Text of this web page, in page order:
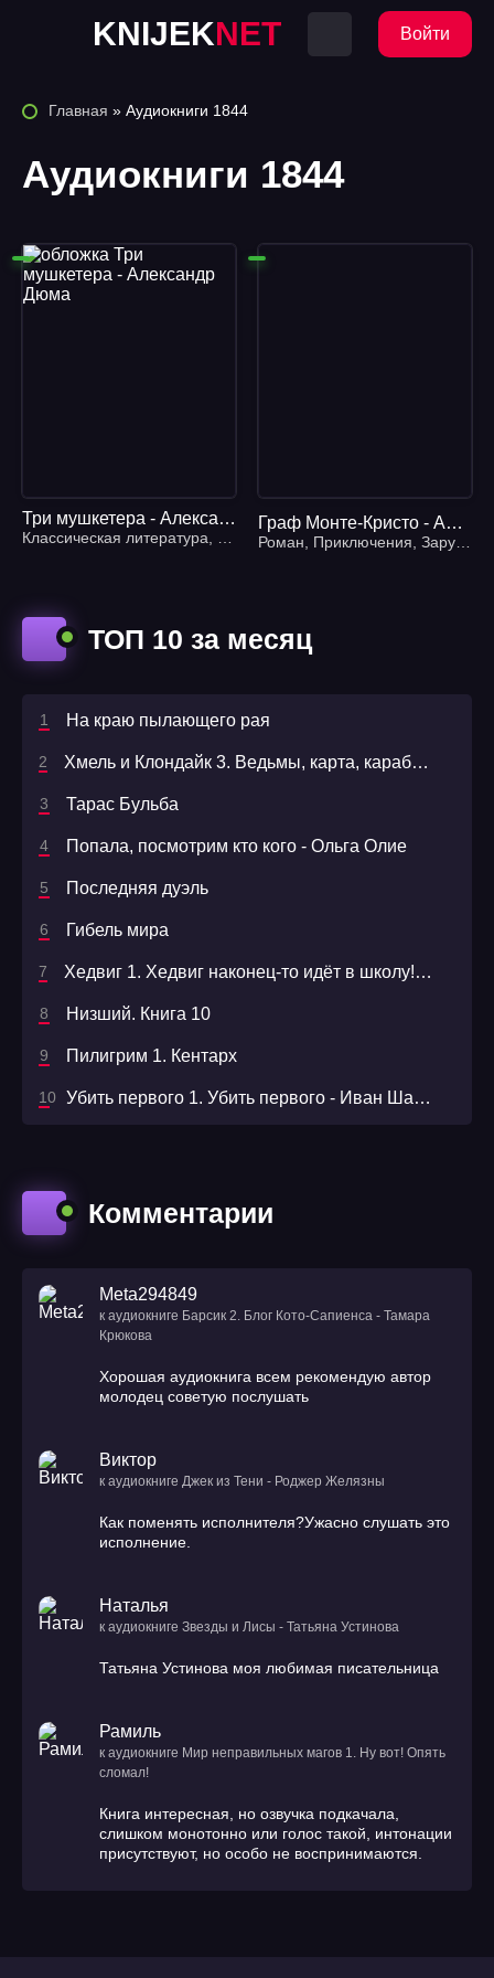
KNIJEKNET Войти
ТОП 10 за месяц
На краю пылающего рая
Хмель и Клондайк 3. Ведьмы, карта, карабин- Андрей Круз, Павел Корнев
Тарас Бульба
Попала, посмотрим кто кого - Ольга Олие
Последняя дуэль
Гибель мира
Хедвиг 1. Хедвиг наконец-то идёт в школу! - Фрида Нильсон
Низший. Книга 10
Пилигрим 1. Кентарх
Убить первого 1. Убить первого - Иван Шайдулин
Комментарии
Meta294849
к аудиокниге Барсик 2. Блог Кото-Сапиенса - Тамара
Крюкова
Хорошая аудиокнига всем рекомендую автор
молодец советую послушать
Виктор
к аудиокниге Джек из Тени - Роджер Желязны
Как поменять исполнителя?Ужасно слушать это
исполнение.
Наталья
к аудиокниге Звезды и Лисы - Татьяна Устинова
Татьяна Устинова моя любимая писательница
Рамиль
к аудиокниге Мир неправильных магов 1. Ну вот! Опять
сломал!
Книга интересная, но озвучка подкачала,
слишком монотонно или голос такой, интонации
присутствуют, но особо не воспринимаются.
Главная » Аудиокниги 1844
Аудиокниги 1844
Три мушкетера - Александр Дюма
Классическая литература Приключения
Граф Монте-Кристо - Александр Дюма
Роман Приключения Зарубежная литература